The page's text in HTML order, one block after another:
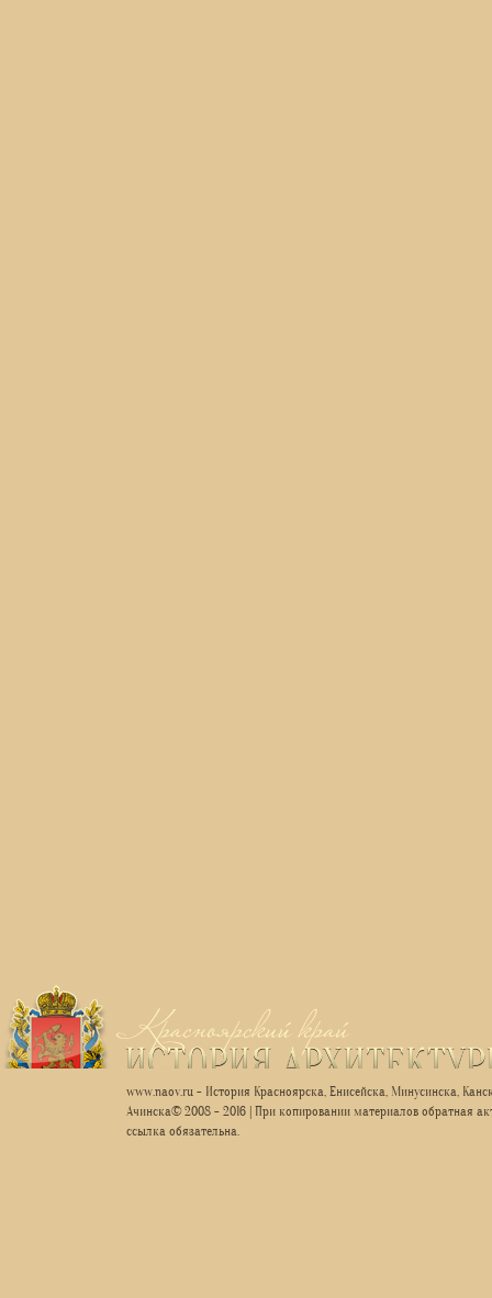
www.naov.ru - История Красноярска, Енисейска, Минусинска,
Ачинска© 2008 - 2016 | При копировании материалов обратная
ссылка обязательна.